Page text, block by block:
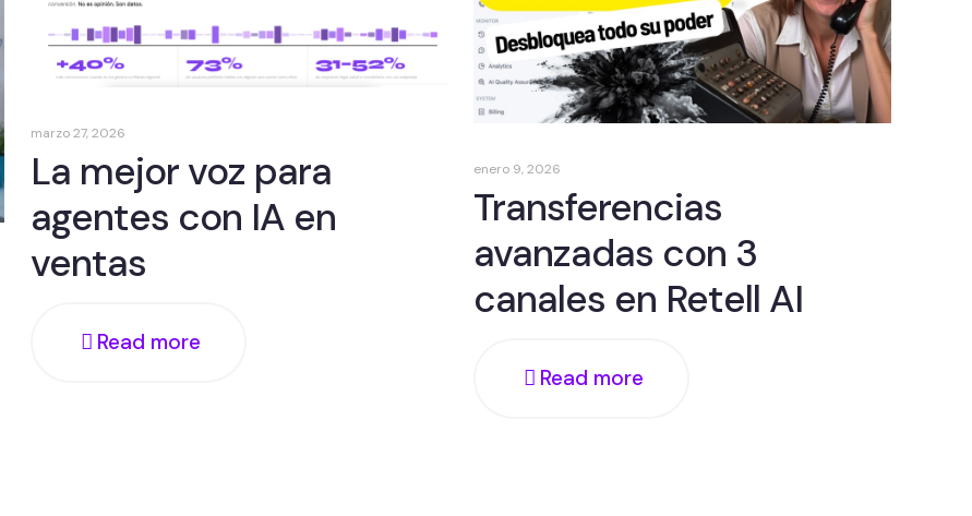
marzo 27, 2026
La mejor voz para
agentes con IA en
ventas
Read more
enero 9, 2026
Transferencias
avanzadas con 3
canales en Retell AI
Read more